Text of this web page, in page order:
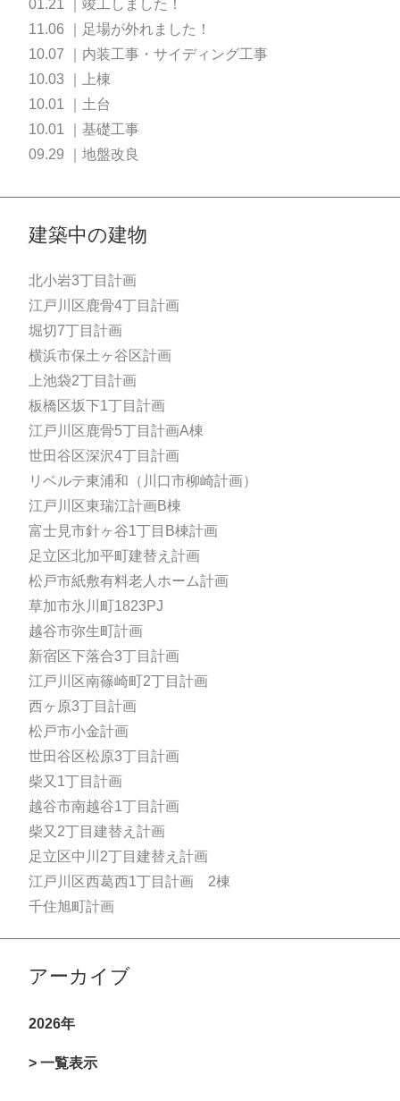
01.21 ｜竣工しました！
11.06 ｜足場が外れました！
10.07 ｜内装工事・サイディング工事
10.03 ｜上棟
10.01 ｜土台
10.01 ｜基礎工事
09.29 ｜地盤改良
建築中の建物
北小岩3丁目計画
江戸川区鹿骨4丁目計画
堀切7丁目計画
横浜市保土ヶ谷区計画
上池袋2丁目計画
板橋区坂下1丁目計画
江戸川区鹿骨5丁目計画A棟
世田谷区深沢4丁目計画
リベルテ東浦和（川口市柳崎計画）
江戸川区東瑞江計画B棟
富士見市針ヶ谷1丁目B棟計画
足立区北加平町建替え計画
松戸市紙敷有料老人ホーム計画
草加市氷川町1823PJ
越谷市弥生町計画
新宿区下落合3丁目計画
江戸川区南篠崎町2丁目計画
西ヶ原3丁目計画
松戸市小金計画
世田谷区松原3丁目計画
柴又1丁目計画
越谷市南越谷1丁目計画
柴又2丁目建替え計画
足立区中川2丁目建替え計画
江戸川区西葛西1丁目計画 2棟
千住旭町計画
アーカイブ
2026年
> 一覧表示